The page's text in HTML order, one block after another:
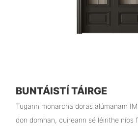
BUNTÁISTÍ TÁIRGE
Tugann monarcha doras alúmanam
don domhan, cuireann sé léirithe níos